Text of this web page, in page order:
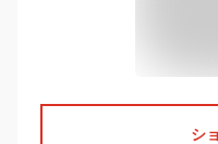
シ